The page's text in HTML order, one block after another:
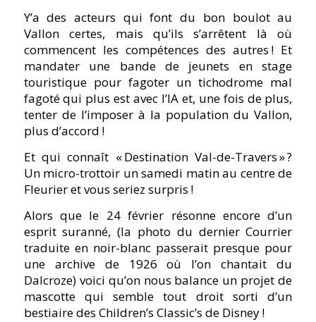
Y’a des acteurs qui font du bon boulot au
Vallon certes, mais qu’ils s’arrêtent là où
commencent les compétences des autres ! Et
mandater une bande de jeunets en stage
touristique pour fagoter un tichodrome mal
fagoté qui plus est avec l’IA et, une fois de plus,
tenter de l’imposer à la population du Vallon,
plus d’accord !
Et qui connaît « Destination Val-de-Travers » ?
Un micro-trottoir un samedi matin au centre de
Fleurier et vous seriez surpris !
Alors que le 24 février résonne encore d’un
esprit suranné, (la photo du dernier Courrier
traduite en noir-blanc passerait presque pour
une archive de 1926 où l’on chantait du
Dalcroze) voici qu’on nous balance un projet de
mascotte qui semble tout droit sorti d’un
bestiaire des Children’s Classic’s de Disney !